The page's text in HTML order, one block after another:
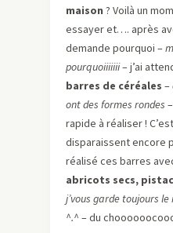
maison ? Voilà un
essayer et…. après
demande pourquoi –
pourquoiiiiiii– j’ai
barres de céréales –
ont des formes rondes
rapide à réaliser !
disparaissent encore
réalisé ces barres
abricots secs,
j’vous garde toujours
^.^ – du